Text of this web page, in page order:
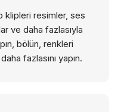
klipleri resimler, ses
ve daha fazlasıyla
bölün, renkleri
fazlasını yapın.